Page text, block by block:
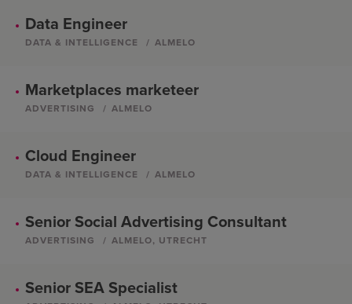
Data Engineer
DATA & INTELLIGENCE ALMELO
Marketplaces marketeer
ADVERTISING ALMELO
Cloud Engineer
DATA & INTELLIGENCE ALMELO
Senior Social Advertising Consultant
ADVERTISING ALMELO, UTRECHT
Senior SEA Specialist